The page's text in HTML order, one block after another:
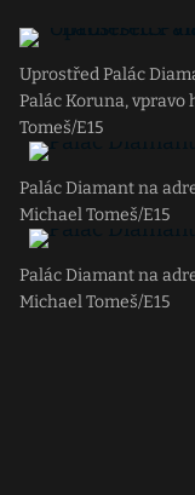
Uprostřed Palác
Palác Koruna, vpravo
Tomeš/E15
Palác Diamant na
Michael Tomeš/E15
Palác Diamant na
Michael Tomeš/E15